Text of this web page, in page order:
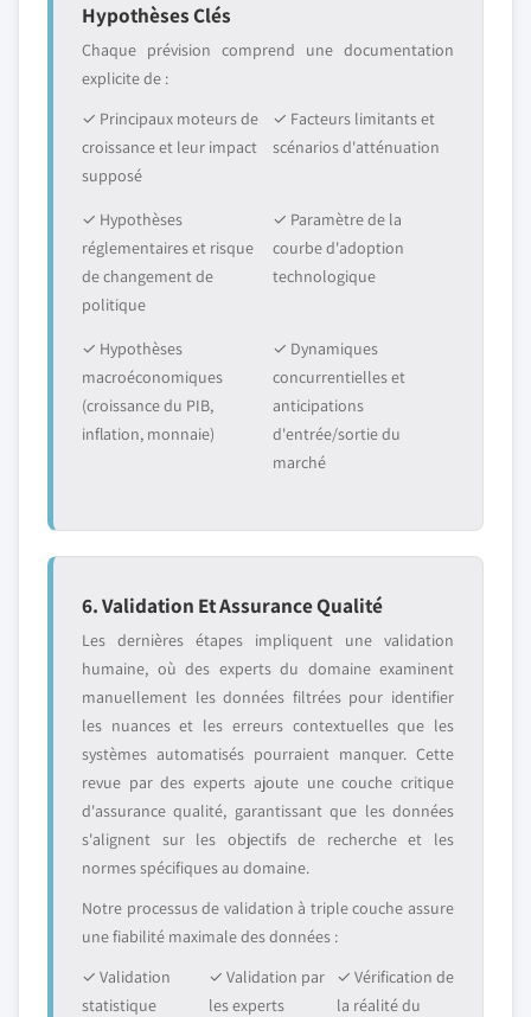
Hypothèses Clés
Chaque prévision comprend une documentation
explicite de :
✓ Principaux moteurs de
croissance et leur impact
supposé
✓ Facteurs limitants et
scénarios d'atténuation
✓ Hypothèses
réglementaires et risque
de changement de
politique
✓ Paramètre de la
courbe d'adoption
technologique
✓ Hypothèses
macroéconomiques
(croissance du PIB,
inflation, monnaie)
✓ Dynamiques
concurrentielles et
anticipations
d'entrée/sortie du
marché
6. Validation Et Assurance Qualité
Les dernières étapes impliquent une validation
humaine, où des experts du domaine examinent
manuellement les données filtrées pour identifier
les nuances et les erreurs contextuelles que les
systèmes automatisés pourraient manquer. Cette
revue par des experts ajoute une couche critique
d'assurance qualité, garantissant que les données
s'alignent sur les objectifs de recherche et les
normes spécifiques au domaine.
Notre processus de validation à triple couche assure
une fiabilité maximale des données :
✓ Validation
statistique
✓ Validation par
les experts
✓ Vérification de
la réalité du